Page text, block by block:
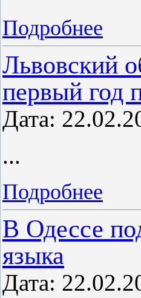
Подробнее
Львовский
первый год
Дата:
...
Подробнее
В Одессе
языка
Дата: